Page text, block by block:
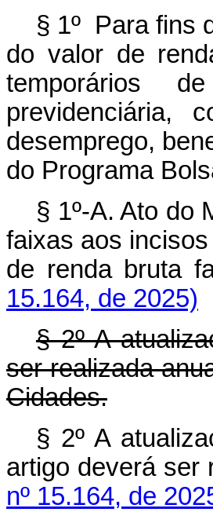
§ 1º Para fins
do valor de
temporários
previdenciária,
desemprego,
do Programa
§ 1º-A. Ato do
faixas aos
de renda bruta
15.164, de 2025)
§ 2º A
ser realizada
Cidades.
§ 2º A
artigo deverá ser
nº 15.164, de